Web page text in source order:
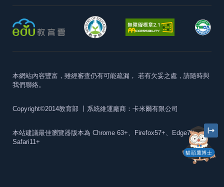
貓頭鷹博士
本網站內容豐富，雖經審查仍有可能疏漏， 若有欠妥之處，請隨時與
我們聯絡。
Copyright©2014教育部 丨系統維運廠商：卡米爾有限公司
本站建議最佳瀏覽器版本為 Chrome 63+、Firefox57+、Edge79+及
Safari11+